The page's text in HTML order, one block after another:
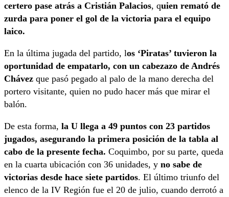
certero pase atrás a Cristián Palacios, quien remató de
zurda para poner el gol de la victoria para el equipo
laico.
En la última jugada del partido, los ‘Piratas’ tuvieron la
oportunidad de empatarlo, con un cabezazo de Andrés
Chávez que pasó pegado al palo de la mano derecha del
portero visitante, quien no pudo hacer más que mirar el
balón.
De esta forma, la U llega a 49 puntos con 23 partidos
jugados, asegurando la primera posición de la tabla al
cabo de la presente fecha. Coquimbo, por su parte, queda
en la cuarta ubicación con 36 unidades, y no sabe de
victorias desde hace siete partidos. El último triunfo del
elenco de la IV Región fue el 20 de julio, cuando derrotó a